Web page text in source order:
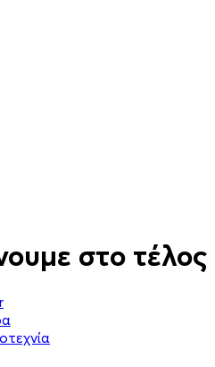
στο τέλος